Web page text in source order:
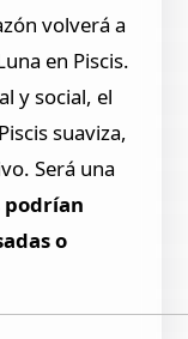
volverá a
en Piscis.
y social, el
suaviza,
Será una
podrían
o